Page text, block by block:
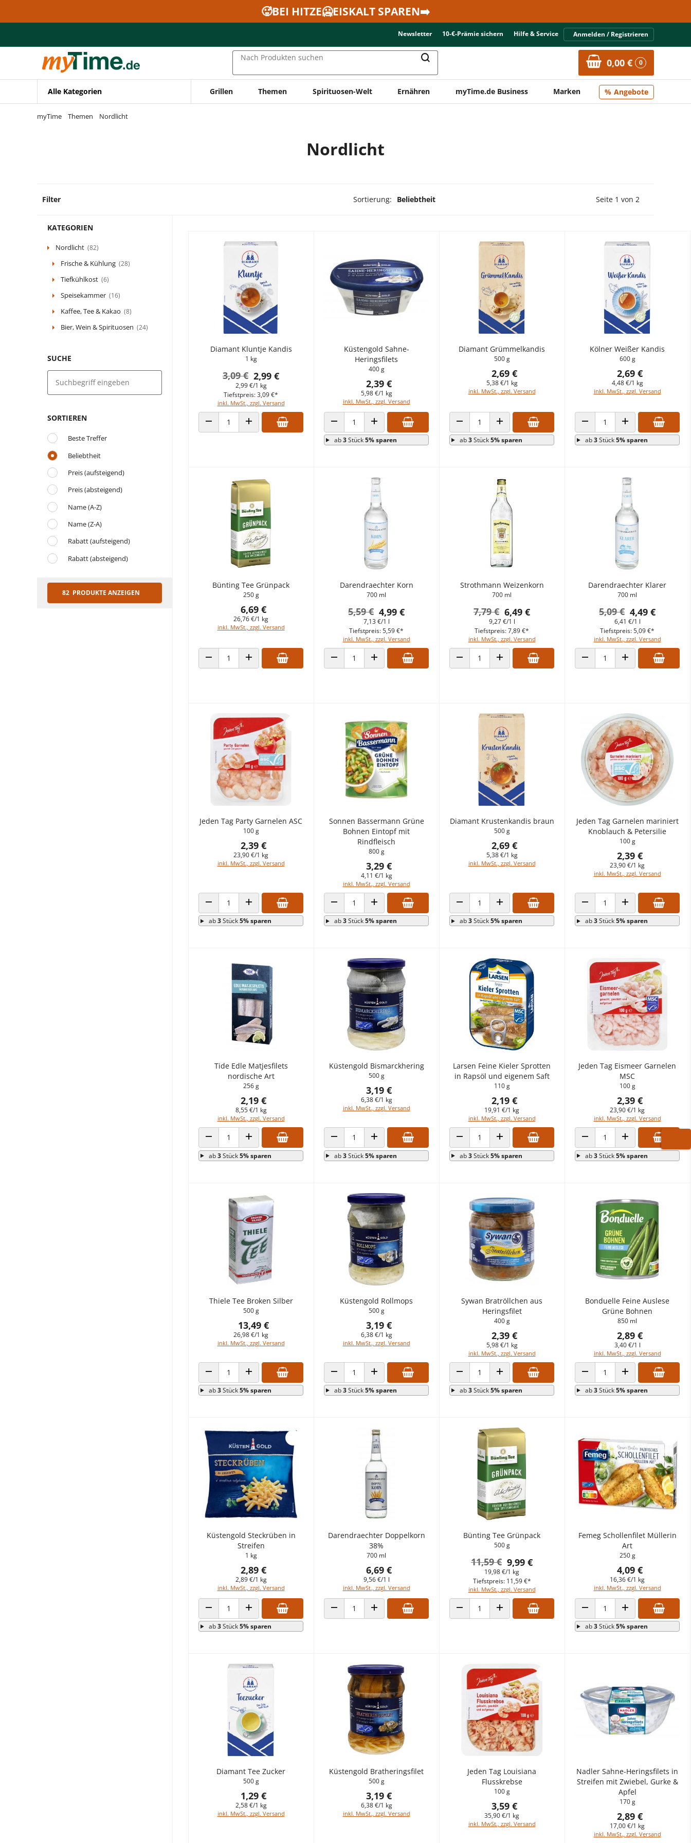
Zur Navigation springen
🥵BEI HITZE🥶EISKALT SPAREN➡️
Newsletter 10-€-Prämie sichern Hilfe & Service Anmelden / Registrieren
Nach Produkten suchen 0,00 € 0
Alle Kategorien Grillen Themen Spirituosen-Welt Ernähren myTime.de Business Marken Angebote
myTime Themen Nordlicht
Nordlicht
Filter Sortierung: Beliebtheit Vorherige Seite
Seite 1 von 2
KATEGORIEN
Nordlicht (82)
Frische & Kühlung (28)
Tiefkühlkost (6)
Speisekammer (16)
Kaffee, Tee & Kakao (8)
Bier, Wein & Spirituosen (24)
SUCHE
SORTIEREN
Beste Treffer
Beliebtheit
Preis (aufsteigend)
Preis (absteigend)
Name (A-Z)
Name (Z-A)
Rabatt (aufsteigend)
Rabatt (absteigend)
82 PRODUKTE ANZEIGEN
Diamant Kluntje Kandis
1 kg
2,99 €
3,09 €
2,99 €/1 kg
inkl. MwSt., zzgl. Versand
Tiefstpreis: 3,09 €*
ANZAHL VERRINGERNANZAHL ERHÖHEN
Küstengold Sahne-
Heringsfilets
400 g
2,39 €
5,98 €/1 kg
inkl. MwSt., zzgl. Versand
ANZAHL VERRINGERNANZAHL ERHÖHEN
ab3Stück5% sparen
Diamant Grümmelkandis
500 g
2,69 €
5,38 €/1 kg
inkl. MwSt., zzgl. Versand
ANZAHL VERRINGERNANZAHL ERHÖHEN
ab3Stück5% sparen
Kölner Weißer Kandis
600 g
2,69 €
4,48 €/1 kg
inkl. MwSt., zzgl. Versand
ANZAHL VERRINGERNANZAHL ERHÖHEN
ab3Stück5% sparen
Bünting Tee Grünpack
250 g
6,69 €
26,76 €/1 kg
inkl. MwSt., zzgl. Versand
ANZAHL VERRINGERNANZAHL ERHÖHEN
Darendraechter Korn
700 ml
4,99 €
5,59 €
7,13 €/1 l
inkl. MwSt., zzgl. Versand
Tiefstpreis: 5,59 €*
ANZAHL VERRINGERNANZAHL ERHÖHEN
Strothmann Weizenkorn
700 ml
6,49 €
7,79 €
9,27 €/1 l
inkl. MwSt., zzgl. Versand
Tiefstpreis: 7,89 €*
ANZAHL VERRINGERNANZAHL ERHÖHEN
Darendraechter Klarer
700 ml
4,49 €
5,09 €
6,41 €/1 l
inkl. MwSt., zzgl. Versand
Tiefstpreis: 5,09 €*
ANZAHL VERRINGERNANZAHL ERHÖHEN
Jeden Tag Party Garnelen ASC
100 g
2,39 €
23,90 €/1 kg
inkl. MwSt., zzgl. Versand
ANZAHL VERRINGERNANZAHL ERHÖHEN
ab3Stück5% sparen
Sonnen Bassermann Grüne
Bohnen Eintopf mit
Rindfleisch
800 g
3,29 €
4,11 €/1 kg
inkl. MwSt., zzgl. Versand
ANZAHL VERRINGERNANZAHL ERHÖHEN
ab3Stück5% sparen
Diamant Krustenkandis braun
500 g
2,69 €
5,38 €/1 kg
inkl. MwSt., zzgl. Versand
ANZAHL VERRINGERNANZAHL ERHÖHEN
ab3Stück5% sparen
Jeden Tag Garnelen mariniert
Knoblauch & Petersilie
100 g
2,39 €
23,90 €/1 kg
inkl. MwSt., zzgl. Versand
ANZAHL VERRINGERNANZAHL ERHÖHEN
ab3Stück5% sparen
Tide Edle Matjesfilets
nordische Art
256 g
2,19 €
8,55 €/1 kg
inkl. MwSt., zzgl. Versand
ANZAHL VERRINGERNANZAHL ERHÖHEN
ab3Stück5% sparen
Küstengold Bismarckhering
500 g
3,19 €
6,38 €/1 kg
inkl. MwSt., zzgl. Versand
ANZAHL VERRINGERNANZAHL ERHÖHEN
ab3Stück5% sparen
Larsen Feine Kieler Sprotten
in Rapsöl und eigenem Saft
110 g
2,19 €
19,91 €/1 kg
inkl. MwSt., zzgl. Versand
ANZAHL VERRINGERNANZAHL ERHÖHEN
ab3Stück5% sparen
Jeden Tag Eismeer Garnelen
MSC
100 g
2,39 €
23,90 €/1 kg
inkl. MwSt., zzgl. Versand
ANZAHL VERRINGERNANZAHL ERHÖHEN
ab3Stück5% sparen
Thiele Tee Broken Silber
500 g
13,49 €
26,98 €/1 kg
inkl. MwSt., zzgl. Versand
ANZAHL VERRINGERNANZAHL ERHÖHEN
ab3Stück5% sparen
Küstengold Rollmops
500 g
3,19 €
6,38 €/1 kg
inkl. MwSt., zzgl. Versand
ANZAHL VERRINGERNANZAHL ERHÖHEN
ab3Stück5% sparen
Sywan Bratröllchen aus
Heringsfilet
400 g
2,39 €
5,98 €/1 kg
inkl. MwSt., zzgl. Versand
ANZAHL VERRINGERNANZAHL ERHÖHEN
ab3Stück5% sparen
Bonduelle Feine Auslese
Grüne Bohnen
850 ml
2,89 €
3,40 €/1 l
inkl. MwSt., zzgl. Versand
ANZAHL VERRINGERNANZAHL ERHÖHEN
ab3Stück5% sparen
Küstengold Steckrüben in
Streifen
1 kg
2,89 €
2,89 €/1 kg
inkl. MwSt., zzgl. Versand
ANZAHL VERRINGERNANZAHL ERHÖHEN
ab3Stück5% sparen
Darendraechter Doppelkorn
38%
700 ml
6,69 €
9,56 €/1 l
inkl. MwSt., zzgl. Versand
ANZAHL VERRINGERNANZAHL ERHÖHEN
Bünting Tee Grünpack
500 g
9,99 €
11,59 €
19,98 €/1 kg
inkl. MwSt., zzgl. Versand
Tiefstpreis: 11,59 €*
ANZAHL VERRINGERNANZAHL ERHÖHEN
Femeg Schollenfilet Müllerin
Art
250 g
4,09 €
16,36 €/1 kg
inkl. MwSt., zzgl. Versand
ANZAHL VERRINGERNANZAHL ERHÖHEN
ab3Stück5% sparen
Diamant Tee Zucker
500 g
1,29 €
2,58 €/1 kg
inkl. MwSt., zzgl. Versand
Küstengold Bratheringsfilet
500 g
3,19 €
6,38 €/1 kg
inkl. MwSt., zzgl. Versand
Jeden Tag Louisiana
Flusskrebse
100 g
3,59 €
35,90 €/1 kg
inkl. MwSt., zzgl. Versand
Nadler Sahne-Heringsfilets in
Streifen mit Zwiebel, Gurke &
Apfel
170 g
2,89 €
17,00 €/1 kg
inkl. MwSt., zzgl. Versand